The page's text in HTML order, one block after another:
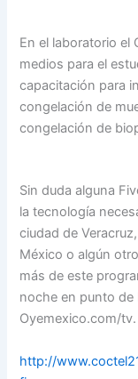
En el laboratorio el
medios para el
capacitación para
congelación de
congelación de
Sin duda alguna
la tecnología
ciudad de
México o algún
más de este
noche en punto
Oyemexico.com/tv.
http://